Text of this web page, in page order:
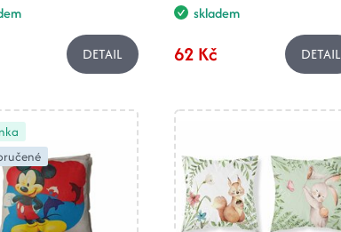
DETAIL
skladem
62 Kč DETAIL